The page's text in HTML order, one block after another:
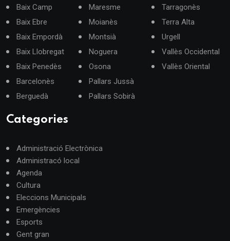
Baix Camp
Baix Ebre
Baix Empordà
Baix Llobregat
Baix Penedès
Barcelonès
Berguedà
Maresme
Moianès
Montsià
Noguera
Osona
Pallars Jussà
Pallars Sobirà
Tarragonès
Terra Alta
Urgell
Vallès Occidental
Vallès Oriental
Categories
Administració Electrònica
Administracó local
Agenda
Cultura
Eleccions Municipals
Emergències
Esports
Gent gran